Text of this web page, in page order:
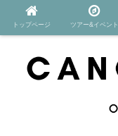
トップページ ツアー&イベント